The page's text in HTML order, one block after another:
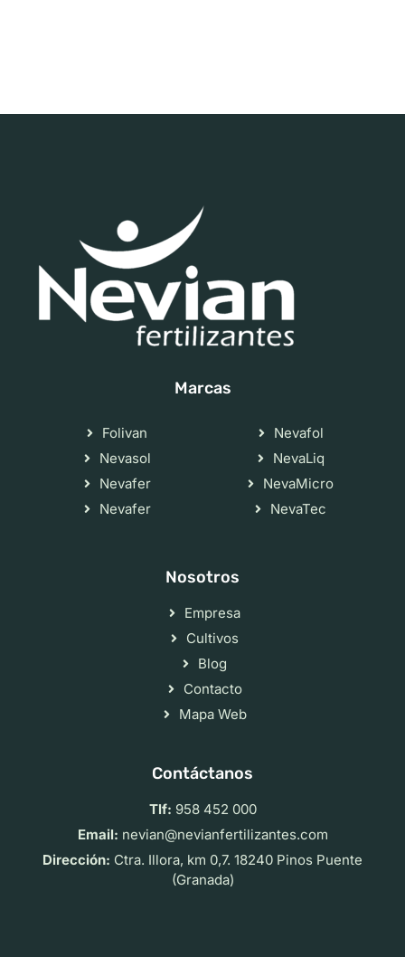
Marcas
Folivan
Nevasol
Nevafer
Nevafer
Nevafol
NevaLiq
NevaMicro
NevaTec
Nosotros
Empresa
Cultivos
Blog
Contacto
Mapa Web
Contáctanos
Tlf: 958 452 000
Email: nevian@nevianfertilizantes.com
Dirección: Ctra. Illora, km 0,7. 18240 Pinos Puente
(Granada)